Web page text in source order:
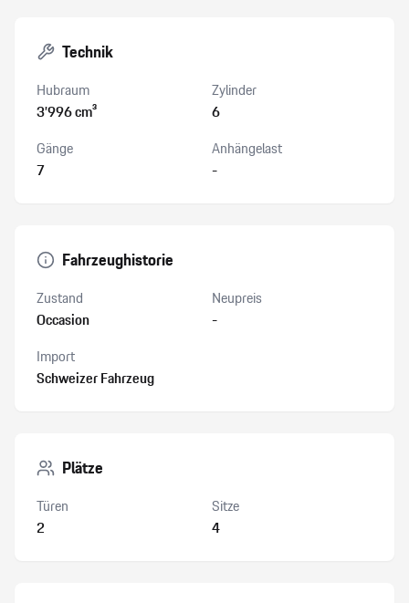
Technik
Hubraum
3’996 cm³
Zylinder
6
Gänge
7
Anhängelast
-
Fahrzeughistorie
Zustand
Occasion
Neupreis
-
Import
Schweizer Fahrzeug
Plätze
Türen
2
Sitze
4